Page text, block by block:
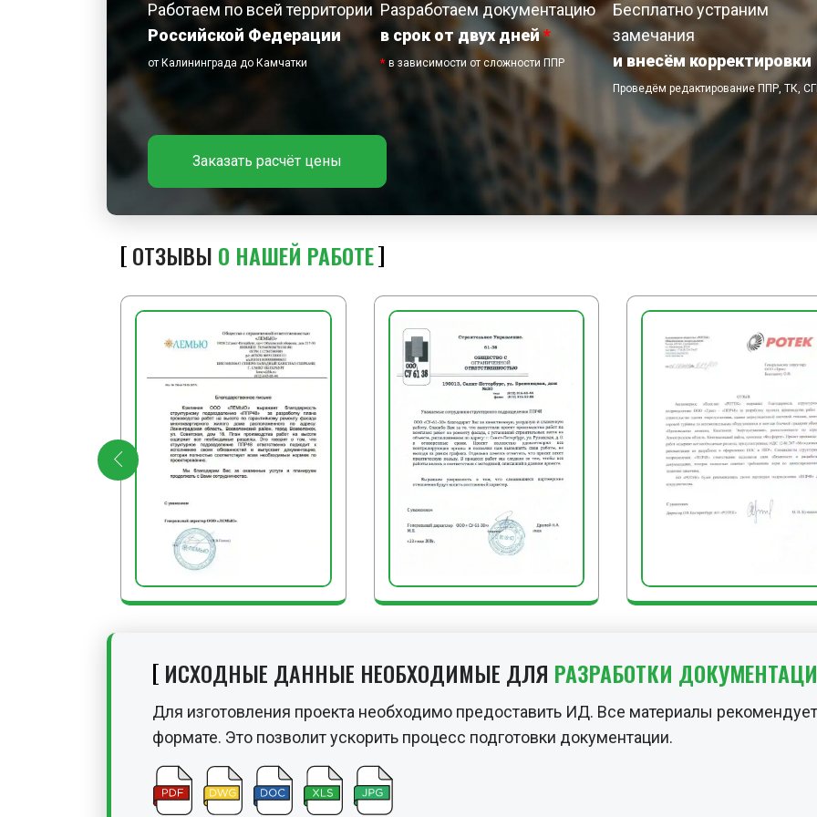
Работаем по всей территории
Российской Федерации
от Калининграда до Камчатки
Разработаем документацию
в срок от двух дней*
* в зависимости от сложности ППР
Бесплатно устраним
замечания
и внесём корректировки
Проведём редактирование ППР, ТК,
Заказать расчёт цены
ОТЗЫВЫ О НАШЕЙ РАБОТЕ
ИСХОДНЫЕ ДАННЫЕ НЕОБХОДИМЫЕ ДЛЯ РАЗРАБОТКИ
Для изготовления проекта необходимо предоставить ИД. Все материалы
формате. Это позволит ускорить процесс подготовки документации.